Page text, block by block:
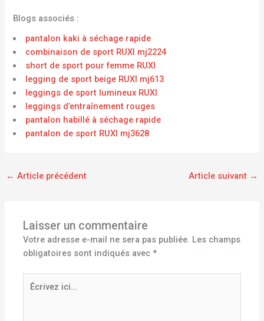
Blogs associés :
pantalon kaki à séchage rapide
combinaison de sport RUXI mj2224
short de sport pour femme RUXI
legging de sport beige RUXI mj613
leggings de sport lumineux RUXI
leggings d’entraînement rouges
pantalon habillé à séchage rapide
pantalon de sport RUXI mj3628
← Article précédent Article suivant →
Laisser un commentaire
Votre adresse e-mail ne sera pas publiée. Les champs
obligatoires sont indiqués avec*
Écrivez
ici…